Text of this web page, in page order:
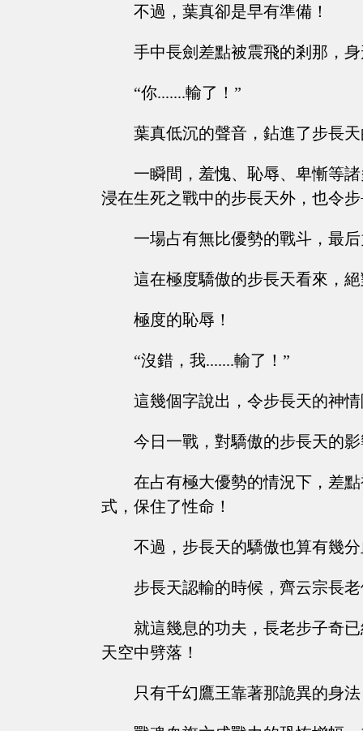
不過，葉真卻是早有準備！
手中長劍差點被震飛的剎那，
“你.......輸了！”
葉真低沉的聲音，鉆進了步長
一瞬間，羞愧、恥辱、卑慚等
浸在生死之戰中的步長天外，也令
一場占有無比優勢的戰斗，最
這在極度驕傲的步長天看來，
極度的恥辱！
“沒錯，我.......輸了！”
這幾個字說出，令步長天的神
今日一戰，對驕傲的步長天的
在占有極大優勢的情況下，差
式，保住了性命！
不過，步長天的驕傲也算有幾
步長天認輸的時候，齊云宗長
就這幾息的功夫，長老步子奇
天空中劈落！
只有千幻鷹王靠著那詭異的身